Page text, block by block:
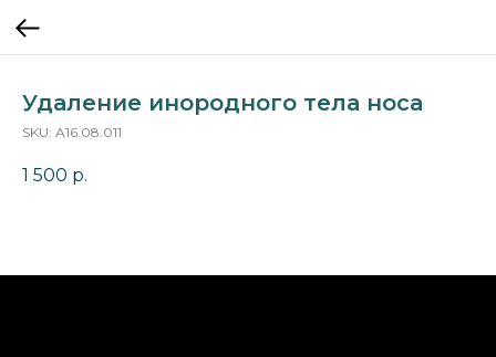
Удаление инородного тела носа
SKU: A16.08.011
1 500 р.